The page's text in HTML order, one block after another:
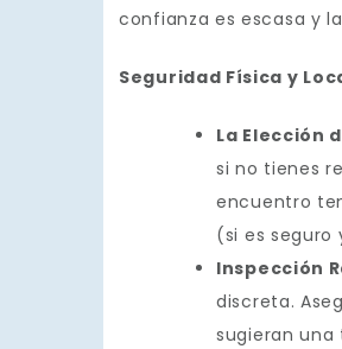
confianza es escasa y
Seguridad Física y
La Elección
si no tienes
encuentro
(si es seguro
Inspección
discreta.
sugieran una